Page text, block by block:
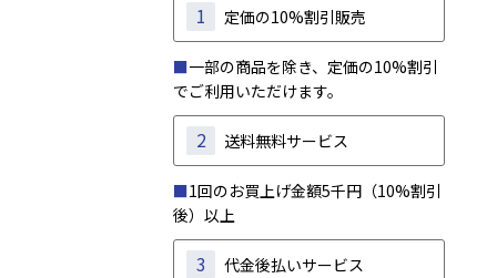
1 定価の10%割引販売
■一部の商品を除き、定価の10%割引
でご利用いただけます。
2 送料無料サービス
■1回のお買上げ金額5千円（10%割引
後）以上
3 代金後払いサービス